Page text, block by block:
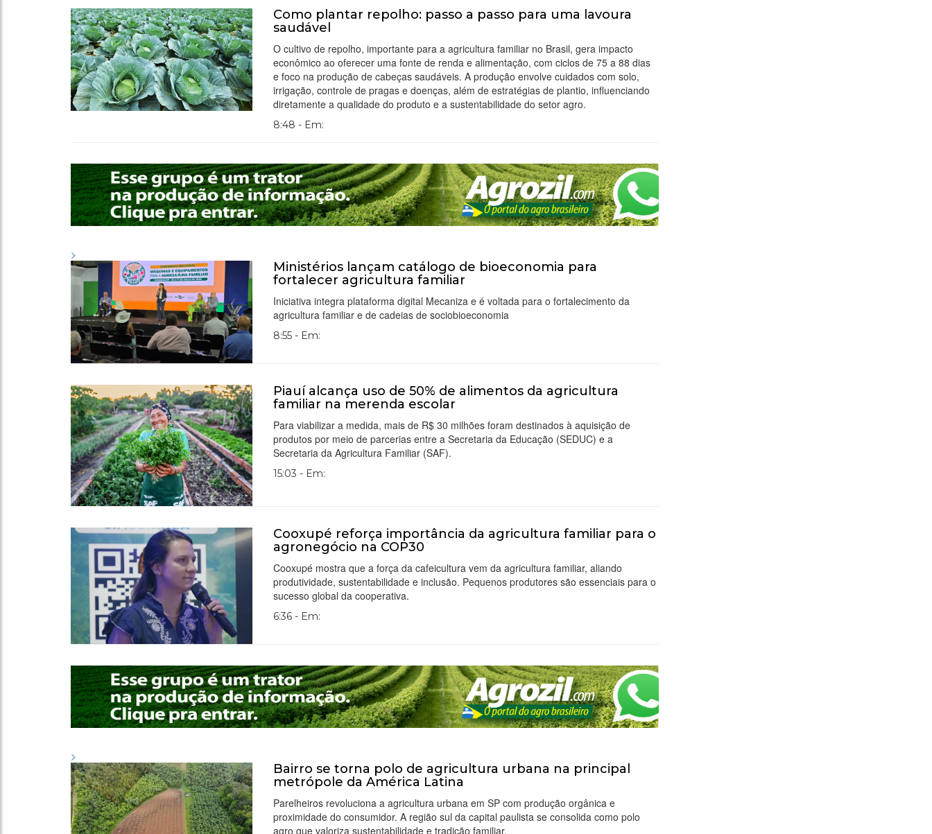
Como plantar repolho: passo a passo para uma lavoura
saudável
O cultivo de repolho, importante para a agricultura familiar no Brasil, gera impacto
econômico ao oferecer uma fonte de renda e alimentação, com ciclos de 75 a 88 dias
e foco na produção de cabeças saudáveis. A produção envolve cuidados com solo,
irrigação, controle de pragas e doenças, além de estratégias de plantio, influenciando
diretamente a qualidade do produto e a sustentabilidade do setor agro.
8:48 - Em:
>
Ministérios lançam catálogo de bioeconomia para
fortalecer agricultura familiar
Iniciativa integra plataforma digital Mecaniza e é voltada para o fortalecimento da
agricultura familiar e de cadeias de sociobioeconomia
8:55 - Em:
Piauí alcança uso de 50% de alimentos da agricultura
familiar na merenda escolar
Para viabilizar a medida, mais de R$ 30 milhões foram destinados à aquisição de
produtos por meio de parcerias entre a Secretaria da Educação (SEDUC) e a
Secretaria da Agricultura Familiar (SAF).
15:03 - Em:
Cooxupé reforça importância da agricultura familiar para o
agronegócio na COP30
Cooxupé mostra que a força da cafeicultura vem da agricultura familiar, aliando
produtividade, sustentabilidade e inclusão. Pequenos produtores são essenciais para o
sucesso global da cooperativa.
6:36 - Em:
>
Bairro se torna polo de agricultura urbana na principal
metrópole da América Latina
Parelheiros revoluciona a agricultura urbana em SP com produção orgânica e
proximidade do consumidor. A região sul da capital paulista se consolida como polo
agro que valoriza sustentabilidade e tradição familiar.